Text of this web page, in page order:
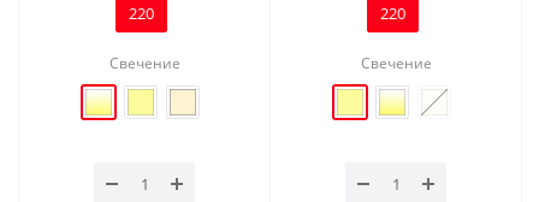
220
Свечение
220
Свечение